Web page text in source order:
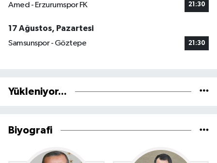
Amed - Erzurumspor FK 21:30
17 Ağustos, Pazartesi
Samsunspor - Göztepe
21:30
Yükleniyor...
Biyografi